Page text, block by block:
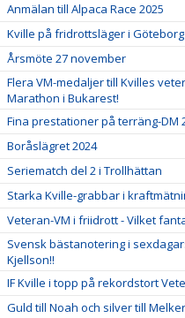
Anmälan till Alpaca Race 2025
Kville på fridrottsläger i Göteborg
Årsmöte 27 november
Flera VM-medaljer till Kvilles
Marathon i Bukarest!
Fina prestationer på terräng-DM
Boråslägret 2024
Seriematch del 2 i Trollhättan
Starka Kville-grabbar i
Veteran-VM i friidrott - Vilket
Svensk bästanotering i
Kjellson!!
IF Kville i topp på rekordstort
Guld till Noah och silver till